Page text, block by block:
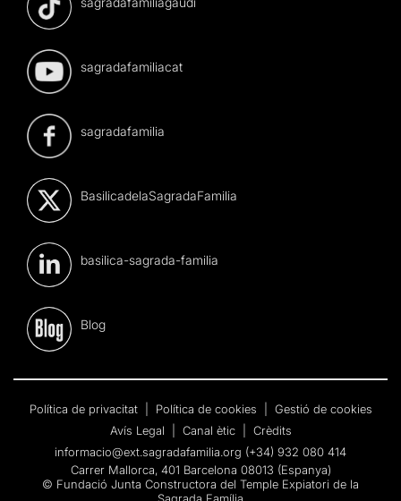
sagradafamiliacat
sagradafamilia
BasilicadelaSagradaFamilia
basilica-sagrada-familia
Blog
Política de privacitat Política de cookies
Gestió de cookies
Avís Legal
Canal ètic
Crèdits
informacio@ext.sagradafamilia.org (+34) 932 080 414
Carrer Mallorca, 401 Barcelona 08013 (Espanya)
© Fundació Junta Constructora del Temple Expiatori de la